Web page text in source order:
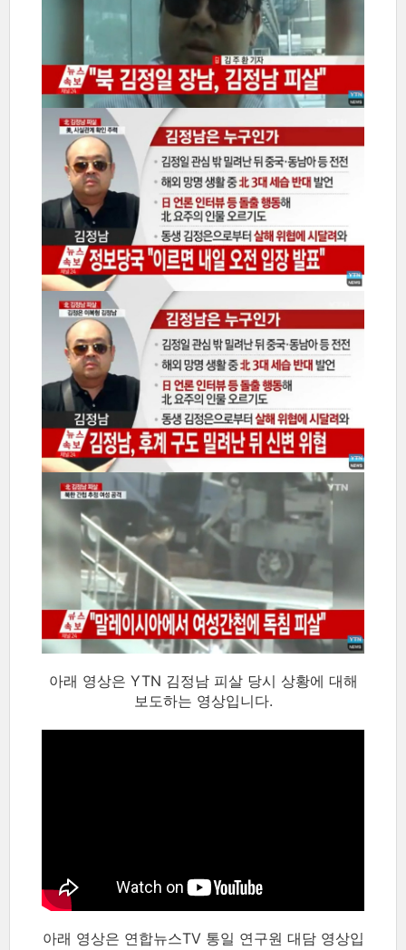
아래 영상은 YTN 김정남 피살 당시 상황에 대해
보도하는 영상입니다.
아래 영상은 연합뉴스TV 통일 연구원 대담 영상입